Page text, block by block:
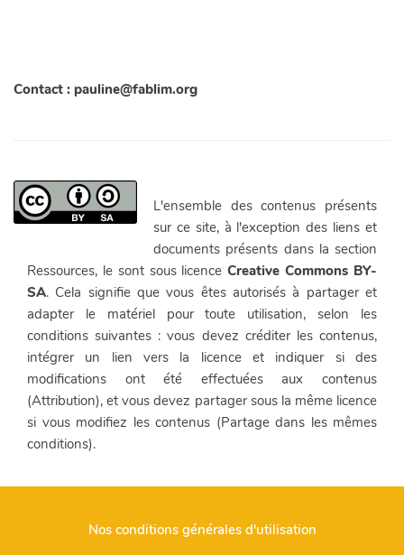
Contact : pauline@fablim.org
L'ensemble des contenus présents
sur ce site, à l'exception des liens et
documents présents dans la section
Ressources, le sont sous licenceCreative Commons BY-
SA. Cela signifie que vous êtes autorisés à partager et
adapter le matériel pour toute utilisation, selon les
conditions suivantes : vous devez créditer les contenus,
intégrer un lien vers la licence et indiquer si des
modifications ont été effectuées aux contenus
(Attribution), et vous devez partager sous la même licence
si vous modifiez les contenus (Partage dans les mêmes
conditions).
Nos conditions générales d'utilisation